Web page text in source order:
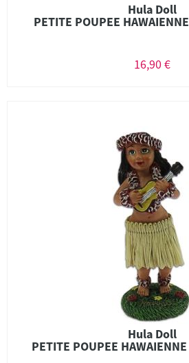
Hula Doll
PETITE POUPEE
16,90 €
Hula Doll
PETITE POUPEE